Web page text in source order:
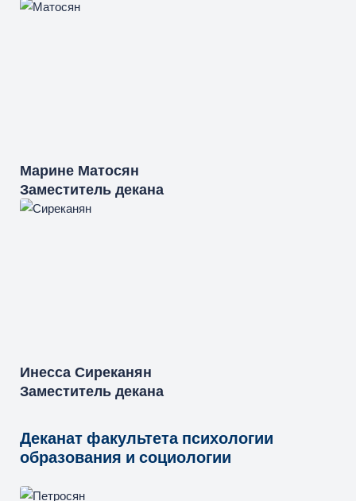
Марине Матосян
Заместитель декана
Инесса Сиреканян
Заместитель декана
Деканат факультета психологии
образования и социологии